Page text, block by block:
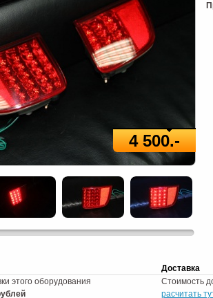
4 500.-
Доставка
этого оборудования
Стоимость
расчитать